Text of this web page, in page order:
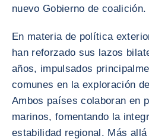
nuevo Gobierno de coalición.
En materia de política
han reforzado sus lazos
años, impulsados
comunes en la exploración
Ambos países colaboran en
marinos, fomentando la
estabilidad regional. Más